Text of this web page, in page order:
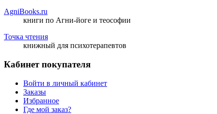
AgniBooks.ru
книги по Агни-йоге и теософии
Точка чтения
книжный для психотерапевтов
Кабинет покупателя
Войти в личный кабинет
Заказы
Избранное
Где мой заказ?